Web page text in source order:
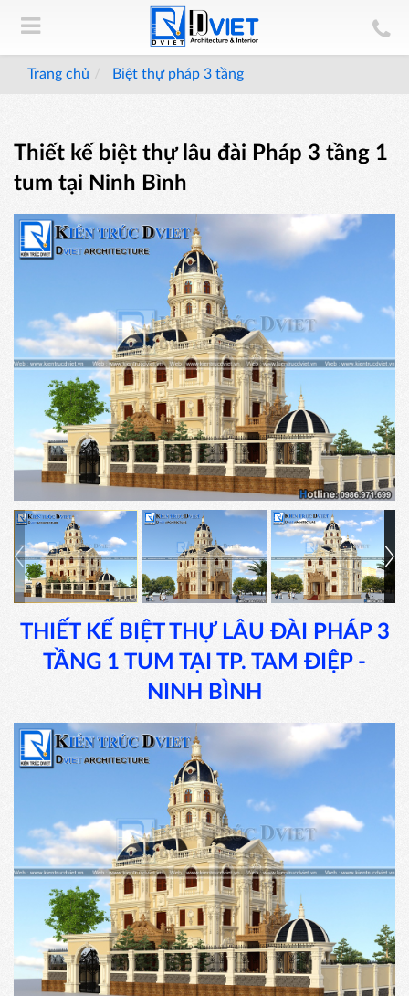
Trang chủ Biệt thự pháp 3 tầng
Thiết kế biệt thự lâu đài Pháp 3 tầng 1
tum tại Ninh Bình
THIẾT KẾ BIỆT THỰ LÂU ĐÀI PHÁP 3
TẦNG 1 TUM TẠI TP. TAM ĐIỆP -
NINH BÌNH